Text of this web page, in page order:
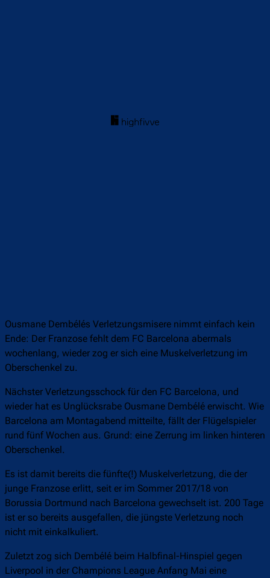
Ousmane Dembélés Verletzungsmisere nimmt einfach kein
Ende: Der Franzose fehlt dem FC Barcelona abermals
wochenlang, wieder zog er sich eine Muskelverletzung im
Oberschenkel zu.
Nächster Verletzungsschock für den FC Barcelona, und
wieder hat es Unglücksrabe Ousmane Dembélé erwischt. Wie
Barcelona am Montagabend mitteilte, fällt der Flügelspieler
rund fünf Wochen aus. Grund: eine Zerrung im linken hinteren
Oberschenkel.
Es ist damit bereits die fünfte(!) Muskelverletzung, die der
junge Franzose erlitt, seit er im Sommer 2017/18 von
Borussia Dortmund nach Barcelona gewechselt ist. 200 Tage
ist er so bereits ausgefallen, die jüngste Verletzung noch
nicht mit einkalkuliert.
Zuletzt zog sich Dembélé beim Halbfinal-Hinspiel gegen
Liverpool in der Champions League Anfang Mai eine